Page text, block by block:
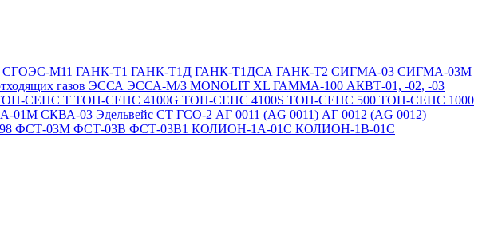
СГОЭС-М11 ГАНК-Т1 ГАНК-Т1Д ГАНК-Т1ДСА ГАНК-Т2 СИГМА-03 СИГМА-03М
газов ЭССА ЭССА-М/3 MONOLIT XL ГАММА-100 АКВТ-01, -02, -03
СЕНС Т ТОП-СЕНС 4100G ТОП-СЕНС 4100S ТОП-СЕНС 500 ТОП-СЕНС 1000
01М СКВА-03 Эдельвейс СТ ГСО-2 АГ 0011 (AG 0011) АГ 0012 (AG 0012)
ФСТ-03М ФСТ-03В ФСТ-03В1 КОЛИОН-1А-01С КОЛИОН-1В-01С